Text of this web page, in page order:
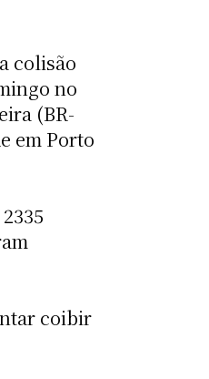
colisão
no
(BR-
em Porto
coibir